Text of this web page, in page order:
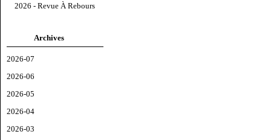
2026 - Revue À Rebours
Archives
2026-07
2026-06
2026-05
2026-04
2026-03